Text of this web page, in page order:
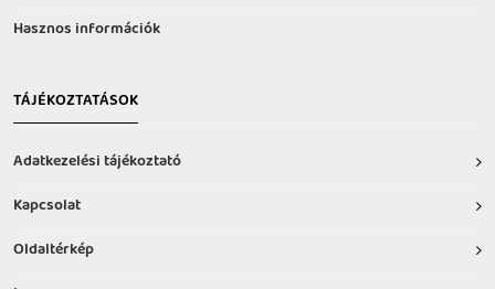
Hasznos információk
TÁJÉKOZTATÁSOK
Adatkezelési tájékoztató
Kapcsolat
Oldaltérkép